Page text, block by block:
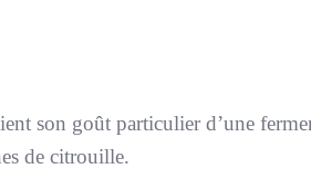
son goût particulier d’une
de citrouille.